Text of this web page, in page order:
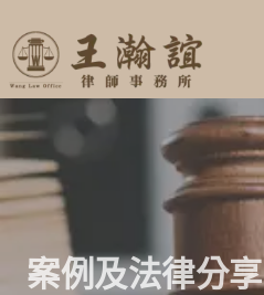
案例及法律分享